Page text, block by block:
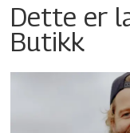
Dette er
Butikk